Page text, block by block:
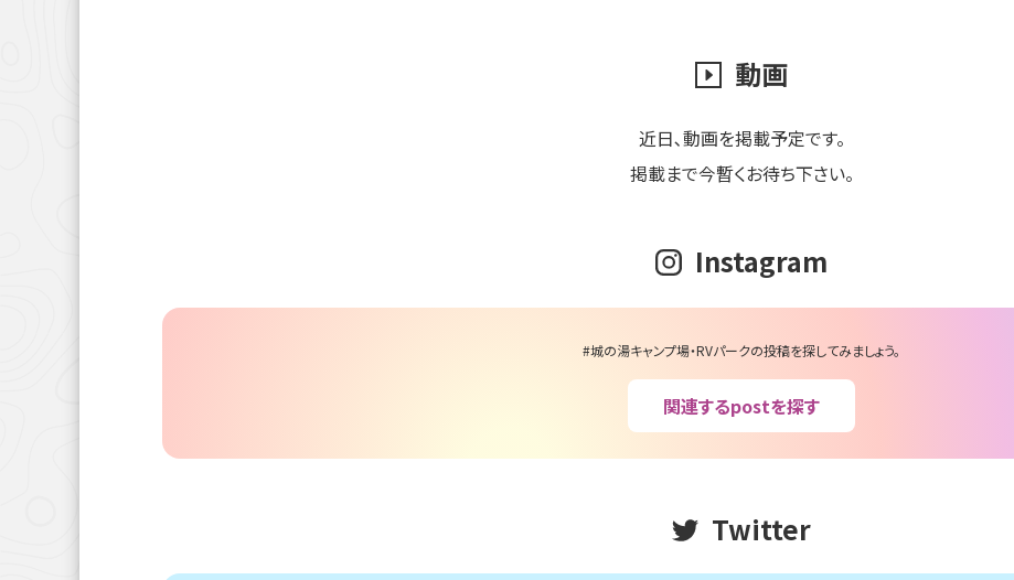
動画
近日､動画を掲載予定です。
掲載まで今暫くお待ち下さい。
Instagram
#城の湯キャンプ場・RVパークの投稿を探してみましょう。
関連するpostを探す
Twitter